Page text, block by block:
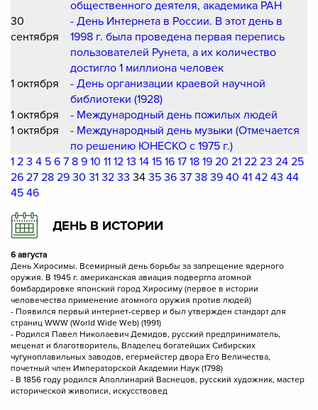
общественного деятеля, академика РАН
30
сентября
- День Интернета в России. В этот день в
1998 г. была проведена первая перепись
пользователей Рунета, а их количество
достигло 1 миллиона человек
1 октября
- День организации краевой научной
библиотеки (1928)
1 октября
- Международный день пожилых людей
1 октября
- Международный день музыки (Отмечается
по решению ЮНЕСКО с 1975 г.)
1 2 3 4 5 6 7 8 9 10 11 12 13 14 15 16 17 18 19 20 21 22 23 24 25
26 27 28 29 30 31 32 33 34 35 36 37 38 39 40 41 42 43 44
45 46
ДЕНЬ В ИСТОРИИ
6 августа
День Хиросимы. Всемирный день борьбы за запрещение ядерного
оружия. В 1945 г. американская авиация подвергла атомной
бомбардировке японский город Хиросиму (первое в истории
человечества применение атомного оружия против людей)
- Появился первый интернет-сервер и был утвержден стандарт для
страниц WWW (World Wide Web) (1991)
- Родился Павел Николаевич Демидов, русский предприниматель,
меценат и благотворитель, Владелец богатейших Сибирских
чугуноплавильных заводов, егермейстер двора Его Величества,
почетный член Императорской Академии Наук (1798)
- В 1856 году родился Аполлинарий Васнецов, русский художник, мастер
исторической живописи, искусствовед